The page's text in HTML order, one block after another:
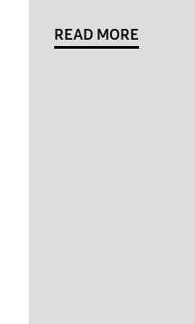
READ MORE